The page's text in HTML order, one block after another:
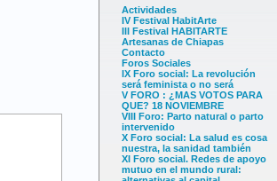
Actividades
IV Festival HabitArte
III Festival HABITARTE
Artesanas de Chiapas
Contacto
Foros Sociales
IX Foro social: La revolución
será feminista o no será
V FORO : ¿MAS VOTOS PARA
QUE? 18 NOVIEMBRE
VIII Foro: Parto natural o parto
intervenido
X Foro social: La salud es cosa
nuestra, la sanidad también
XI Foro social. Redes de apoyo
mutuo en el mundo rural: